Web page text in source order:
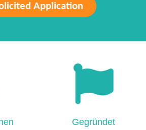
Application
Gegründet